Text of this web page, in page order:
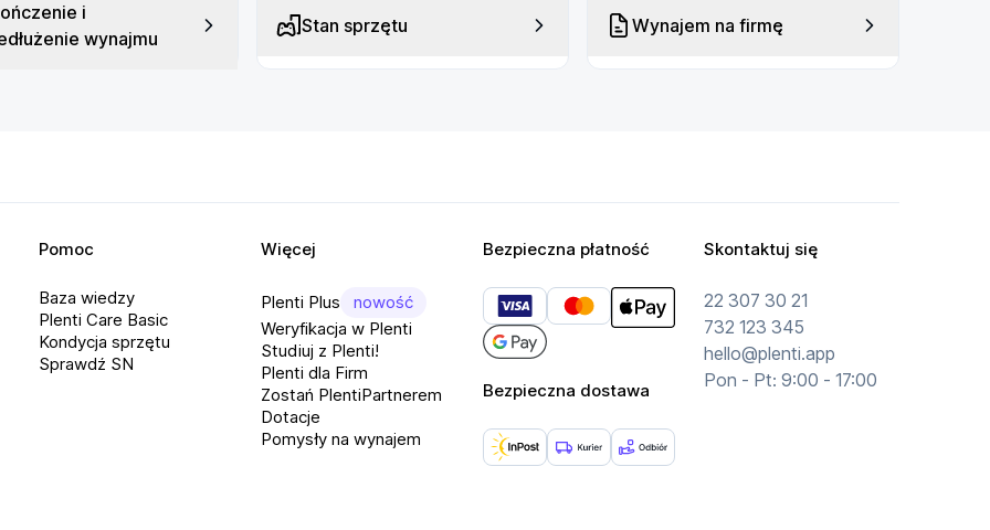
i
wynajmu
Stan sprzętu Wynajem na firmę
Pomoc
Baza wiedzy
Plenti Care Basic
Kondycja sprzętu
Sprawdź SN
Więcej
Plenti Plus
nowość
Weryfikacja w Plenti
Studiuj z Plenti!
Plenti dla Firm
Zostań PlentiPartnerem
Dotacje
Pomysły na wynajem
Bezpieczna płatność
Bezpieczna dostawa
Skontaktuj się
22 307 30 21
732 123 345
hello@plenti.app
Pon - Pt: 9:00 - 17:00